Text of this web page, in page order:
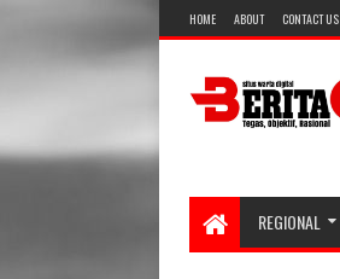
HOME ABOUT CONTACT US
REGIONAL